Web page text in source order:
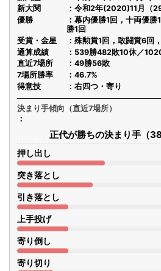
新大関
令和2年(2020)11月（
優勝
幕内優勝1回，十両優勝
勝1回
受賞・金星
殊勲賞1回，敢闘賞6回
通算成績
539勝482敗10休／
直近7場所
49勝56敗
7場所勝率
46.7%
得意技
右四つ・寄り
決まり手傾向（直近7場所）
正代が勝ちの決まり手（38
押し出し
突き落とし
引き落とし
上手投げ
寄り倒し
寄り切り